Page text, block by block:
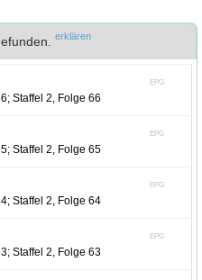
erklären
EPG
Staffel 2, Folge 66
EPG
Staffel 2, Folge 65
EPG
Staffel 2, Folge 64
EPG
Staffel 2, Folge 63